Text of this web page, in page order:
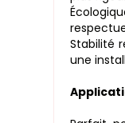
Stabilité
une